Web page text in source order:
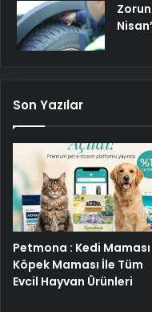
Son Yazılar
Petmona : Kedi Maması
Köpek Maması İle Tüm
Evcil Hayvan Ürünleri